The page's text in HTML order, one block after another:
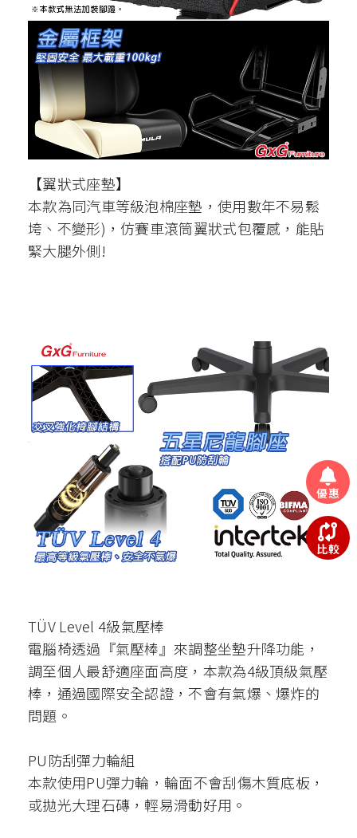
【翼狀式座墊】
本款為同汽車等級泡棉座墊，使用數年不易鬆
垮、不變形)，仿賽車滾筒翼狀式包覆感，能貼
緊大腿外側!
TÜV Level 4級氣壓棒
電腦椅透過『氣壓棒』來調整坐墊升降功能，
調至個人最舒適座面高度，本款為4級頂級氣壓
棒，通過國際安全認證，不會有氣爆、爆炸的
問題。
PU防刮彈力輪組
本款使用PU彈力輪，輪面不會刮傷木質底板，
或拋光大理石磚，輕易滑動好用。
優惠
比較